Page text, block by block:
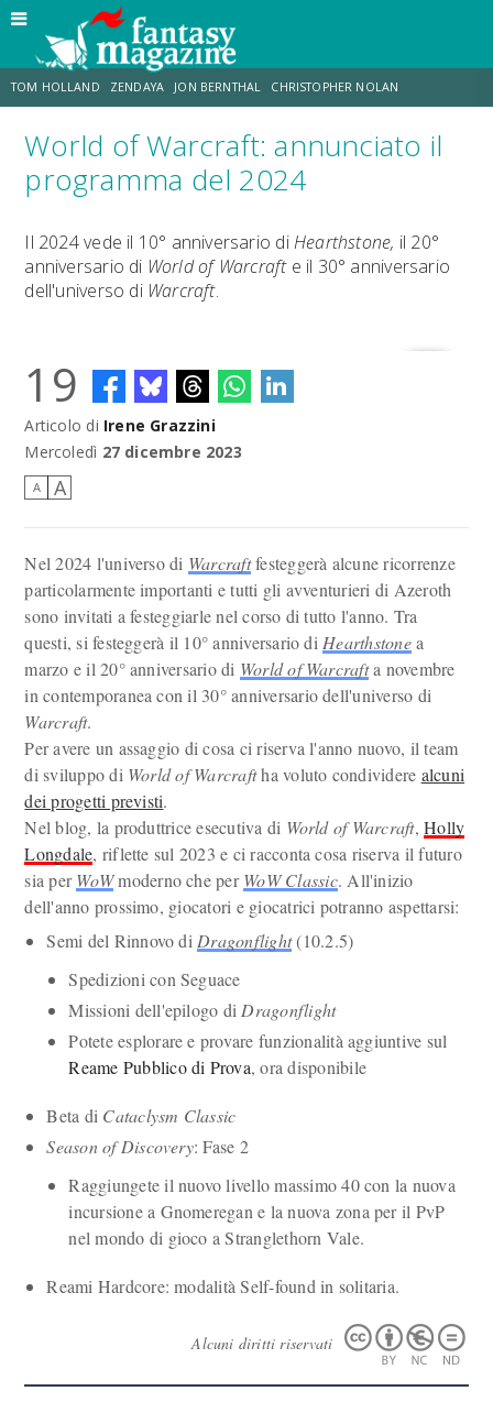
TOM HOLLAND ZENDAYA JON BERNTHAL CHRISTOPHER NOLAN
STRANIMONDI LUCCA COMICS & GAMES ODISSEA CHRIS MCKENNA
World of Warcraft: annunciato il
programma del 2024
Il 2024 vede il 10° anniversario diHearthstone, il 20°
anniversario di World of Warcrafte il 30° anniversario
dell'universo di Warcraft.
19
Articolo di Irene Grazzini
Mercoledì 27 dicembre 2023
A A
Nel 2024 l'universo di Warcraftfesteggerà alcune ricorrenze
particolarmente importanti e tutti gli avventurieri di Azeroth
sono invitati a festeggiarle nel corso di tutto l'anno. Tra
questi, si festeggerà il 10° anniversario di Hearthstonea
marzo e il 20° anniversario di World of Warcrafta novembre
in contemporanea con il 30° anniversario dell'universo di
Warcraft.
Per avere un assaggio di cosa ci riserva l'anno nuovo, il team
di sviluppo di World of Warcraftha voluto condividere alcuni
dei progetti previsti.
Nel blog, la produttrice esecutiva di World of Warcraft,Holly
Longdale, riflette sul 2023 e ci racconta cosa riserva il futuro
sia perWoWmoderno che perWoW Classic. All'inizio
dell'anno prossimo, giocatori e giocatrici potranno aspettarsi:
Semi del Rinnovo di Dragonflight(10.2.5)
Spedizioni con Seguace
Missioni dell'epilogo di Dragonflight
Potete esplorare e provare funzionalità aggiuntive sul
Reame Pubblico di Prova, ora disponibile
Beta di Cataclysm Classic
Season of Discovery: Fase 2
Raggiungete il nuovo livello massimo 40 con la nuova
incursione a Gnomeregan e la nuova zona per il PvP
nel mondo di gioco a Stranglethorn Vale.
Reami Hardcore: modalità Self-found in solitaria.
Alcuni diritti riservati